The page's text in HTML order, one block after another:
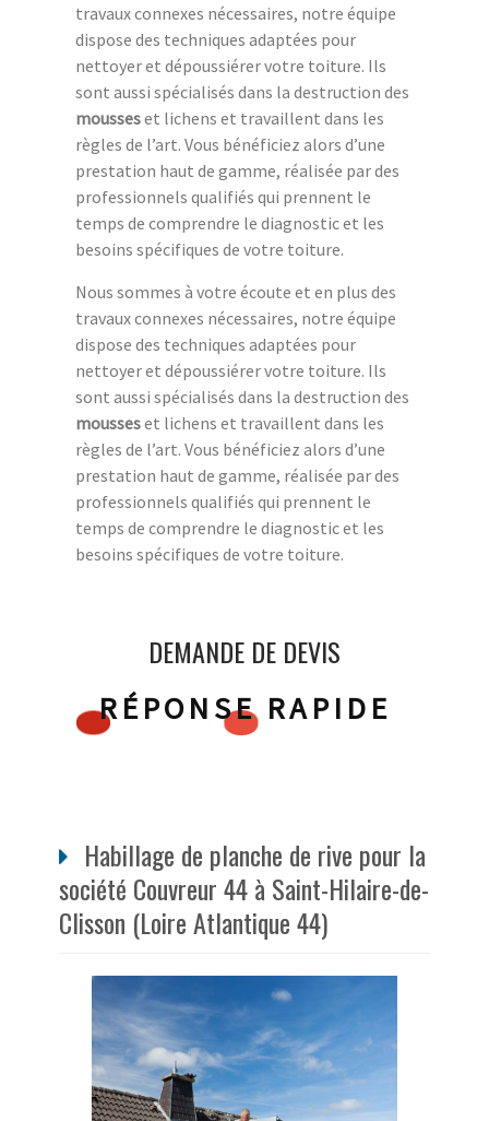
travaux connexes nécessaires, notre équipe
dispose des techniques adaptées pour
nettoyer et dépoussiérer votre toiture. Ils
sont aussi spécialisés dans la destruction des
mousseset lichens et travaillent dans les
règles de l’art. Vous bénéficiez alors d’une
prestation haut de gamme, réalisée par des
professionnels qualifiés qui prennent le
temps de comprendre le diagnostic et les
besoins spécifiques de votre toiture.
Nous sommes à votre écoute et en plus des
travaux connexes nécessaires, notre équipe
dispose des techniques adaptées pour
nettoyer et dépoussiérer votre toiture. Ils
sont aussi spécialisés dans la destruction des
mousseset lichens et travaillent dans les
règles de l’art. Vous bénéficiez alors d’une
prestation haut de gamme, réalisée par des
professionnels qualifiés qui prennent le
temps de comprendre le diagnostic et les
besoins spécifiques de votre toiture.
DEMANDE DE DEVIS
RÉPONSE RAPIDE
Habillage de planche de rive pour la
société Couvreur 44 à Saint-Hilaire-de-
Clisson (Loire Atlantique 44)